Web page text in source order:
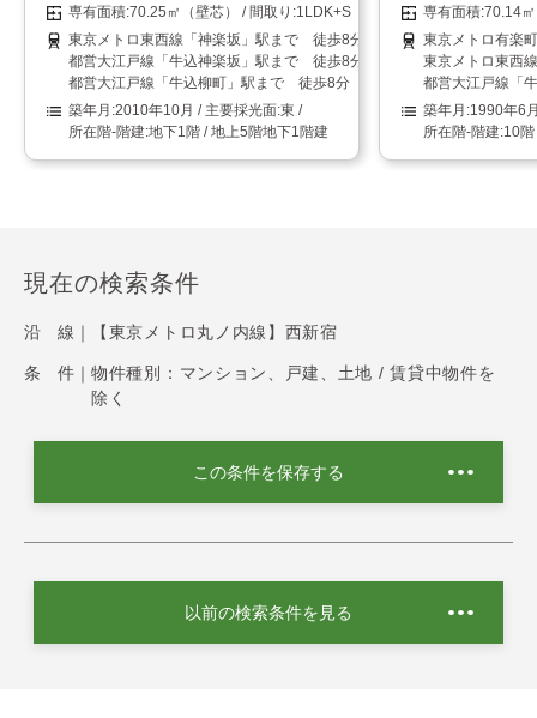
70.25㎡（壁芯）
1LDK+S（納戸）
東京メトロ東西線「神楽坂」駅まで 徒歩8分
都営大江戸線「牛込神楽坂」駅まで 徒歩8分
都営大江戸線「牛込柳町」駅まで 徒歩8分
2010年10月
東
地下1階 / 地上5階地下1階建
70.14
東京メトロ有楽
東京メトロ東西
都営大江戸線「
1990年6
10
現在の検索条件
沿 線｜ 【東京メトロ丸ノ内線】西新宿
条 件｜ 物件種別：マンション、戸建、土地 / 賃貸中物件を
除く
この条件を保存する
以前の検索条件を見る